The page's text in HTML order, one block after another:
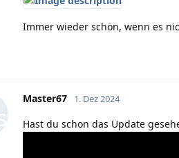
Immer wieder schön, wenn es
Master67 1. Dez 2024
Hast du schon das Update